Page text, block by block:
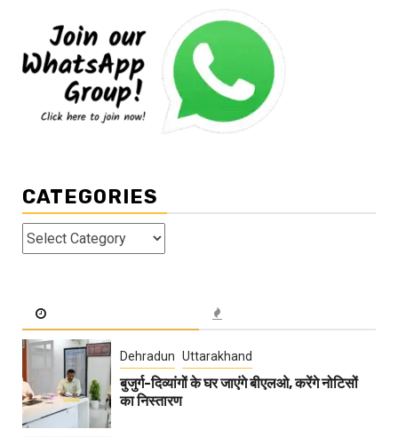
CATEGORIES
Categories
Dehradun Uttarakhand
बुजुर्ग-दिव्यांगों के घर जाएंगे बीएलओ, करेंगे नोटिसों
का निस्तारण